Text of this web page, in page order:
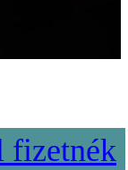
fizetnék